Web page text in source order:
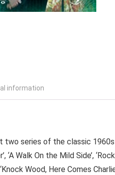
information
series of the classic 1960s
‘A Walk On the Mild Side’,
Wood, Here Comes